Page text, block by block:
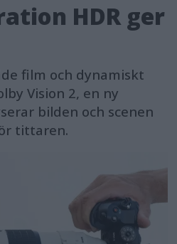
HDR ger
film och dynamiskt
Vision 2, en ny
bilden och scenen
tittaren.